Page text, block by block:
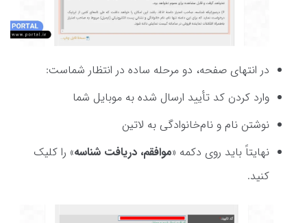
در انتهای صفحه، دو مرحله ساده در انتظار شماست:
وارد کردن کد تأیید ارسال شده به موبایل شما
نوشتن نام و نام‌خانوادگی به لاتین
نهایتاً باید روی دکمه «موافقم، دریافت شناسه» را کلیک
کنید.